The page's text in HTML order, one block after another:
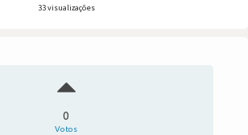
33 visualizações
0
Votos